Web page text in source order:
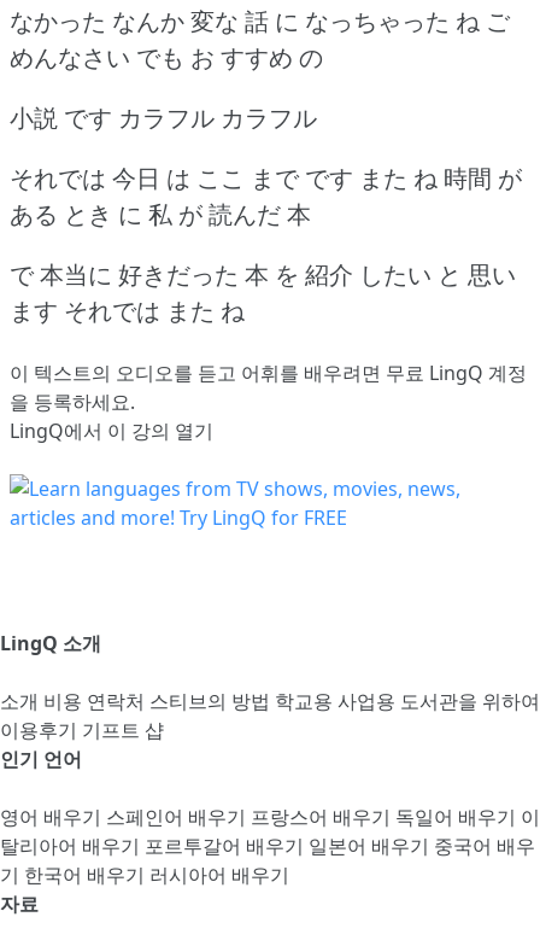
なかった なんか 変な 話 に なっちゃった ね ご
めんなさい でも お すすめ の
小説 です カラフル カラフル
それでは 今日 は ここ まで です また ね 時間 が
ある とき に 私 が 読んだ 本
で 本当に 好きだった 本 を 紹介 したい と 思い
ます それでは また ね
이 텍스트의 오디오를 듣고 어휘를 배우려면 무료 LingQ 계정
을 등록하세요.
LingQ에서 이 강의 열기
LingQ 소개
소개 비용 연락처 스티브의 방법 학교용 사업용 도서관을 위하여
이용후기 기프트 샵
인기 언어
영어 배우기 스페인어 배우기 프랑스어 배우기 독일어 배우기 이
탈리아어 배우기 포르투갈어 배우기 일본어 배우기 중국어 배우
기 한국어 배우기 러시아어 배우기
자료